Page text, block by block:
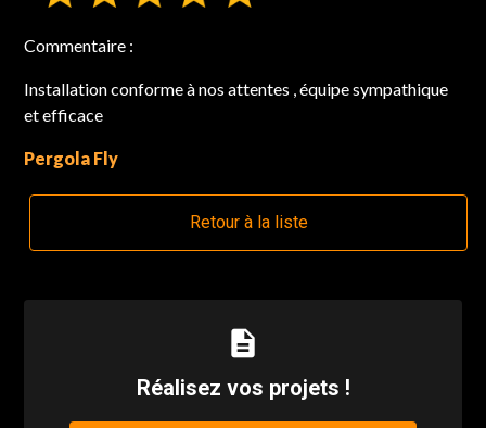
Commentaire :
Installation conforme à nos attentes , équipe sympathique
et efficace
Pergola Fly
Retour à la liste
description
Réalisez vos projets !